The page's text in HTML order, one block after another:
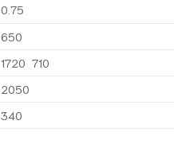
0.75
650
1720 710
2050
340